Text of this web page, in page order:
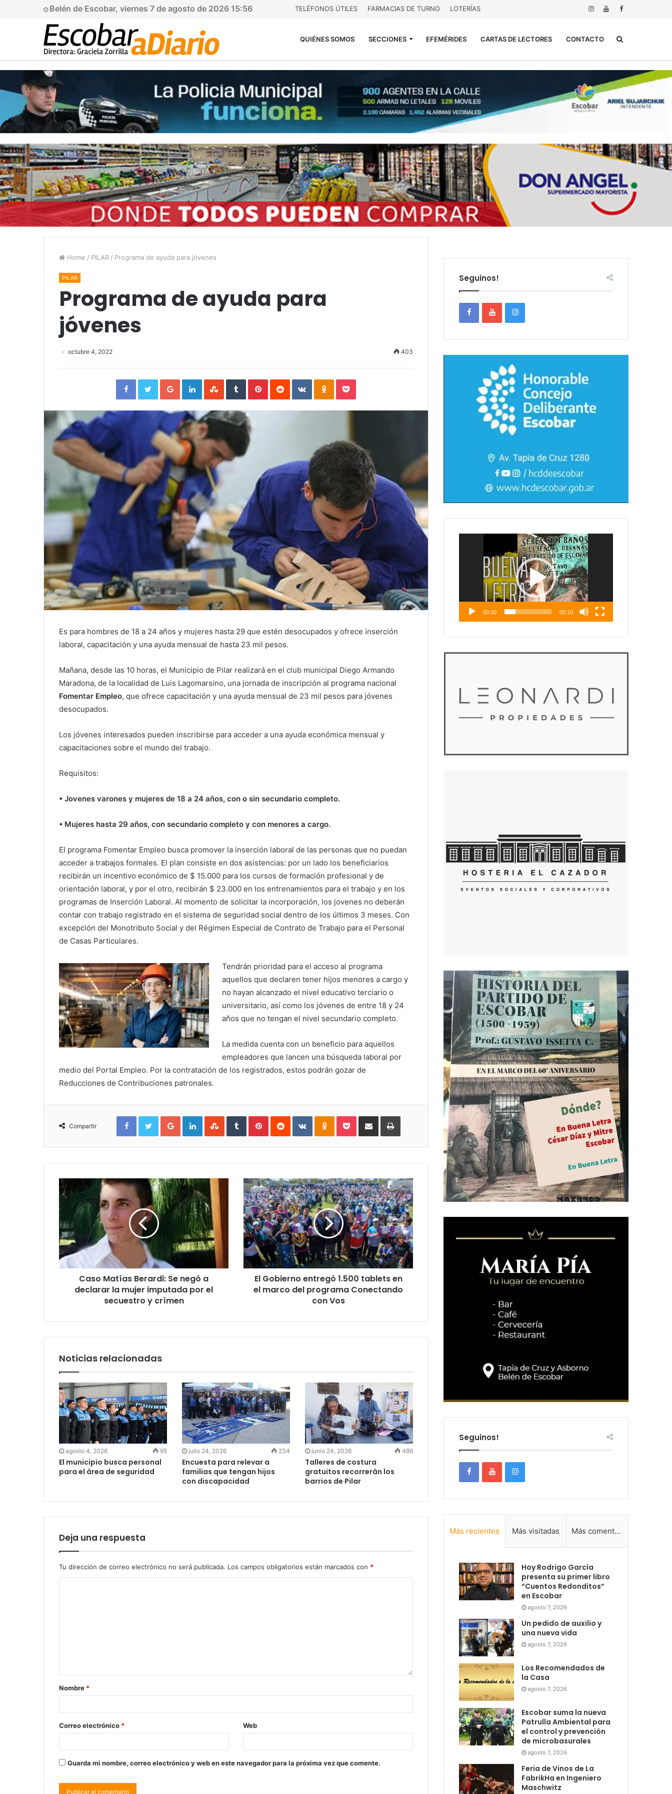
Belén de Escobar, viernes 7 de agosto de 2026 15:56 TELÉFONOS ÚTILES FARMACIAS DE TURNO LOTERÍAS
QUIÉNES SOMOS SECCIONES EFEMÉRIDES CARTAS DE LECTORES CONTACTO
Home / PILAR / Programa de ayuda para jóvenes
PILAR
Programa de ayuda para
jóvenes
octubre 4, 2022 403
FacebookTwitterGoogle+LinkedInStumbleUpon
TumblrPinterestReddit VKontakteOdnoklassniki
Pocket
Es para hombres de 18 a 24 años y mujeres hasta 29 que estén desocupados y ofrece inserción
laboral, capacitación y una ayuda mensual de hasta 23 mil pesos.
Mañana, desde las 10 horas, el Municipio de Pilar realizará en el club municipal Diego Armando
Maradona, de la localidad de Luis Lagomarsino, una jornada de inscripción al programa nacional
Fomentar Empleo, que ofrece capacitación y una ayuda mensual de 23 mil pesos para jóvenes
desocupados.
Los jóvenes interesados pueden inscribirse para acceder a una ayuda económica mensual y
capacitaciones sobre el mundo del trabajo.
Requisitos:
• Jovenes varones y mujeres de 18 a 24 años, con o sin secundario completo.
• Mujeres hasta 29 años, con secundario completo y con menores a cargo.
El programa Fomentar Empleo busca promover la inserción laboral de las personas que no puedan
acceder a trabajos formales. El plan consiste en dos asistencias: por un lado los beneficiarios
recibirán un incentivo económico de $ 15.000 para los cursos de formación profesional y de
orientación laboral, y por el otro, recibirán $ 23.000 en los entrenamientos para el trabajo y en los
programas de Inserción Laboral. Al momento de solicitar la incorporación, los jovenes no deberán
contar con trabajo registrado en el sistema de seguridad social dentro de los últimos 3 meses. Con
excepción del Monotributo Social y del Régimen Especial de Contrato de Trabajo para el Personal
de Casas Particulares.
Tendrán prioridad para el acceso al programa
aquellos que declaren tener hijos menores a cargo y
no hayan alcanzado el nivel educativo terciario o
universitario, así como los jóvenes de entre 18 y 24
años que no tengan el nivel secundario completo.
La medida cuenta con un beneficio para aquellos
empleadores que lancen una búsqueda laboral por
medio del Portal Empleo. Por la contratación de los registrados, estos podrán gozar de
Reducciones de Contribuciones patronales.
Compartir
FacebookTwitterGoogle+LinkedInStumbleUpon
TumblrPinterestReddit VKontakteOdnoklassniki
PocketCompartirImprimir
Caso Matías Berardi: Se negó a
declarar la mujer imputada por el
secuestro y crímen
El Gobierno entregó 1.500 tablets en
el marco del programa Conectando
con Vos
Noticias relacionadas
agosto 4, 2026 95
El municipio busca personal
para el área de seguridad
julio 24, 2026 234
Encuesta para relevar a
familias que tengan hijos
con discapacidad
junio 24, 2026 486
Talleres de costura
gratuitos recorrerán los
barrios de Pilar
Deja una respuesta
Tu dirección de correo electrónico no será publicada. Los campos obligatorios están marcados con *
Nombre *
Correo electrónico * Web
Guarda mi nombre, correo electrónico y web en este navegador para la próxima vez que comente.
Seguinos!
00:00 00:10
Seguinos!
Más recientes Más visitadas Más comentadas
Hoy Rodrigo García
presenta su primer libro
“Cuentos Redonditos”
en Escobar
agosto 7, 2026
Un pedido de auxilio y
una nueva vida
agosto 7, 2026
Los Recomendados de
la Casa
agosto 7, 2026
Escobar suma la nueva
Patrulla Ambiental para
el control y prevención
de microbasurales
agosto 7, 2026
Feria de Vinos de La
FabrikHa en Ingeniero
Maschwitz